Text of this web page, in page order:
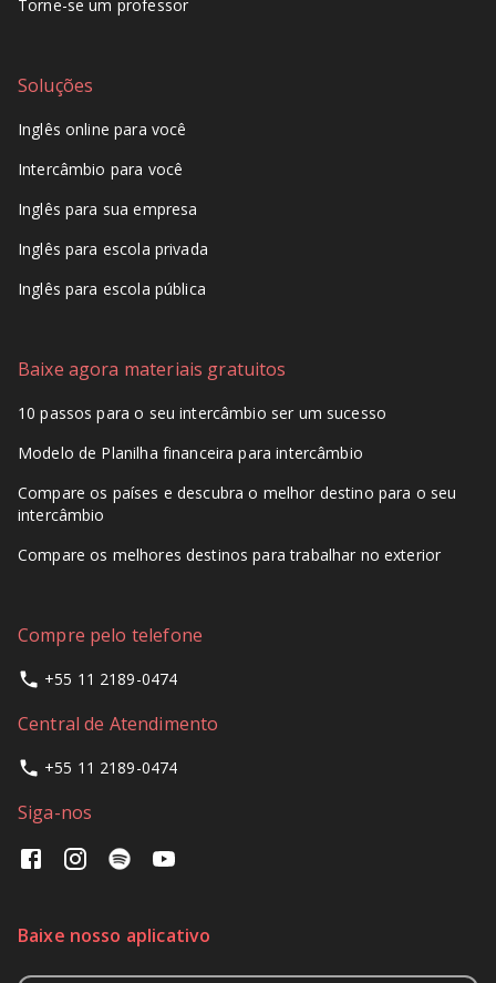
Torne-se um professor
Soluções
Inglês online para você
Intercâmbio para você
Inglês para sua empresa
Inglês para escola privada
Inglês para escola pública
Baixe agora materiais gratuitos
10 passos para o seu intercâmbio ser um sucesso
Modelo de Planilha financeira para intercâmbio
Compare os países e descubra o melhor destino para o seu
intercâmbio
Compare os melhores destinos para trabalhar no exterior
Compre pelo telefone
+55 11 2189-0474
Central de Atendimento
+55 11 2189-0474
Siga-nos
Baixe nosso aplicativo